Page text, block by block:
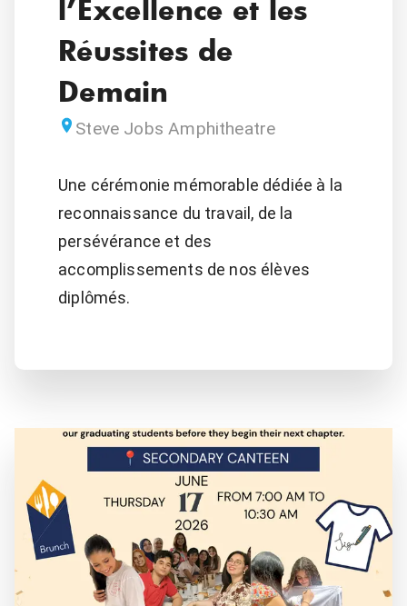
l’Excellence et les
Réussites de
Demain
Steve Jobs Amphitheatre
Une cérémonie mémorable dédiée à la
reconnaissance du travail, de la
persévérance et des
accomplissements de nos élèves
diplômés.